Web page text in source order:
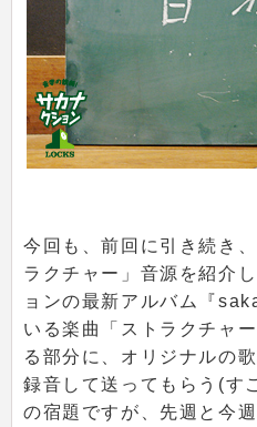
今回も、前回に引き続き
ラクチャー」音源を紹介
ョンの最新アルバム『
いる楽曲「ストラクチャ
る部分に、オリジナルの
録音して送ってもらう(す
の宿題ですが、先週と今